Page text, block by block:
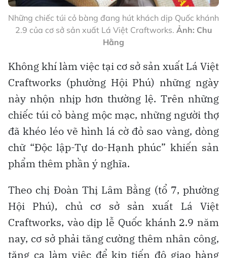
Những chiếc túi cỏ bàng đang hút khách dịp Quốc khánh
2.9 của cơ sở sản xuất Lá Việt Craftworks. Ảnh: Chu
Hằng
Không khí làm việc tại cơ sở sản xuất Lá Việt
Craftworks (phường Hội Phú) những ngày
này nhộn nhịp hơn thường lệ. Trên những
chiếc túi cỏ bàng mộc mạc, những người thợ
đã khéo léo vẽ hình lá cờ đỏ sao vàng, dòng
chữ “Độc lập-Tự do-Hạnh phúc” khiến sản
phẩm thêm phần ý nghĩa.
Theo chị Đoàn Thị Lâm Bằng (tổ 7, phường
Hội Phú), chủ cơ sở sản xuất Lá Việt
Craftworks, vào dịp lễ Quốc khánh 2.9 năm
nay, cơ sở phải tăng cường thêm nhân công,
tăng ca làm việc để kịp tiến độ giao hàng